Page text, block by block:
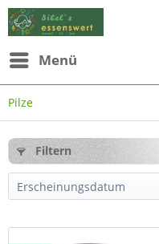
Menü
Pilze
Filtern